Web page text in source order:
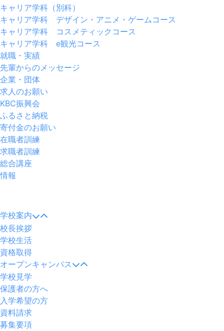
キャリア学科（別科）
キャリア学科 デザイン・アニメ・ゲームコース
キャリア学科 コスメティックコース
キャリア学科 e観光コース
就職・実績
先輩からのメッセージ
企業・団体
求人のお願い
KBC振興会
ふるさと納税
寄付金のお願い
在職者訓練
求職者訓練
総合講座
情報
ニ
ュ
ー
学校案内
校長挨拶
学校生活
資格取得
オープンキャンパス
学校見学
保護者の方へ
入学希望の方
資料請求
募集要項